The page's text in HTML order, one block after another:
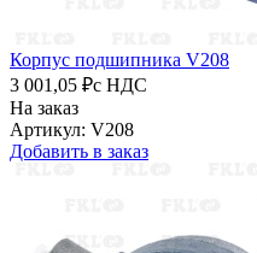
Корпус подшипника V208
3 001,05 ₽с НДС
На заказ
Артикул: V208
Добавить в заказ